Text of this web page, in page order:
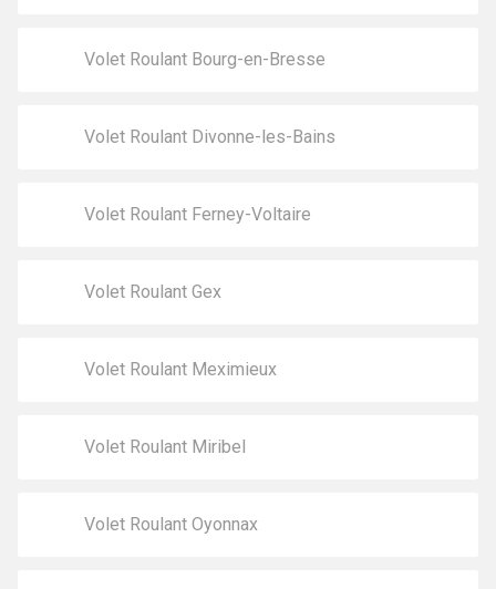
Volet Roulant Bourg-en-Bresse
Volet Roulant Divonne-les-Bains
Volet Roulant Ferney-Voltaire
Volet Roulant Gex
Volet Roulant Meximieux
Volet Roulant Miribel
Volet Roulant Oyonnax